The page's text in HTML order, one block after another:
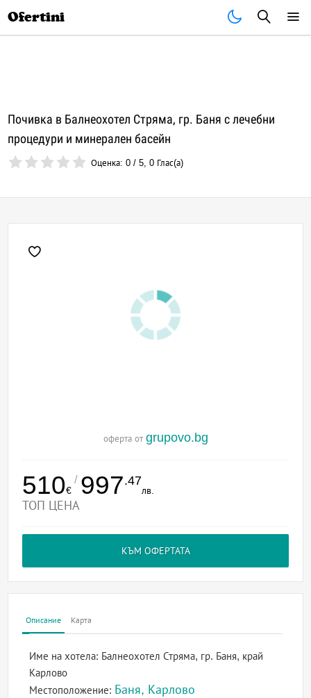
Ofertini
Почивка в Балнеохотел Стряма, гр. Баня с лечебни
процедури и минерален басейн
Оценка:0 /5,0 Глас(а)
оферта от grupovo.bg
510€
/ 997.47
лв.
ТОП ЦЕНА
КЪМ ОФЕРТАТА
Описание Карта
Име на хотела: Балнеохотел Стряма, гр. Баня, край
Карлово
Местоположение: Баня, Карлово